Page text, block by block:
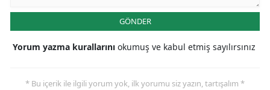
GÖNDER
Yorum yazma kurallarını okumuş ve kabul etmiş sayılırsınız
* Bu içerik ile ilgili yorum yok, ilk yorumu siz yazın, tartışalım *